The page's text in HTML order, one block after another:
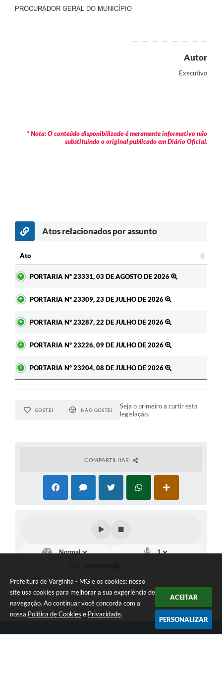
Prefeitura de Varginha - MG e os cookies: nosso
site usa cookies para melhorar a sua experiência de
navegação. Ao continuar você concorda com a
nossa Política de Cookies e Privacidade.
ACEITAR
PERSONALIZAR
PROCURADOR GERAL DO MUNICÍPIO
Autor
Executivo
* Nota: O conteúdo disponibilizado é meramente informativo não
substituindo o original publicado em Diário Oficial.
Atos relacionados por assunto
Ato
PORTARIA Nº 23331, 03 DE AGOSTO DE 2026
PORTARIA Nº 23309, 23 DE JULHO DE 2026
PORTARIA Nº 23287, 22 DE JULHO DE 2026
PORTARIA Nº 23226, 09 DE JULHO DE 2026
PORTARIA Nº 23204, 08 DE JULHO DE 2026
GOSTEI NÃO GOSTEI
Seja o primeiro a curtir esta
legislação.
COMPARTILHAR